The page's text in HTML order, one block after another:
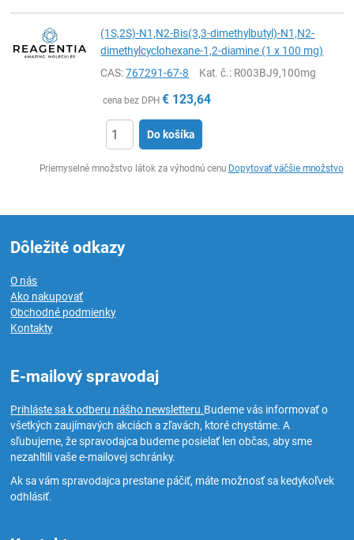
(1S,2S)-N1,N2-Bis(3,3-dimethylbutyl)-N1,N2-
dimethylcyclohexane-1,2-diamine (1 x 100 mg)
CAS:767291-67-8 Kat. č.: R003BJ9,100mg
cena bez DPH € 123,64
Do košíka
Priemyselné množstvo látok za výhodnú cenu Dopytovať väčšie množstvo
Dôležité odkazy
O nás
Ako nakupovať
Obchodné podmienky
Kontakty
E-mailový spravodaj
Prihláste sa k odberu nášho newsletteru.Budeme vás informovať o
všetkých zaujímavých akciách a zľavách, ktoré chystáme. A
sľubujeme, že spravodajca budeme posielať len občas, aby sme
nezahltili vaše e-mailovej schránky.
Ak sa vám spravodajca prestane páčiť, máte možnosť sa kedykoľvek
odhlásiť.